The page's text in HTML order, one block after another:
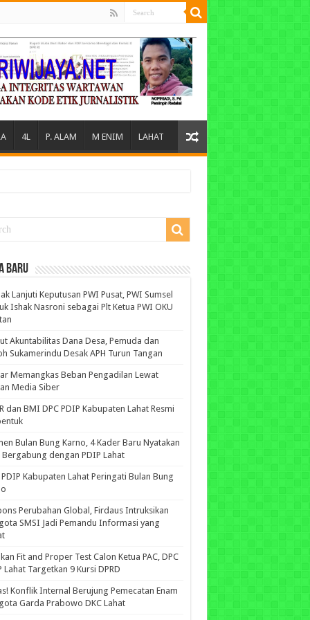
4L P. ALAM M ENIM LAHAT
BARU
Lanjuti Keputusan PWI Pusat, PWI Sumsel
Ishak Nasroni sebagai Plt Ketua PWI OKU
Akuntabilitas Dana Desa, Pemuda dan
Sukamerindu Desak APH Turun Tangan
Memangkas Beban Pengadilan Lewat
Media Siber
dan BMI DPC PDIP Kabupaten Lahat Resmi
Bulan Bung Karno, 4 Kader Baru Nyatakan
Bergabung dengan PDIP Lahat
PDIP Kabupaten Lahat Peringati Bulan Bung
Perubahan Global, Firdaus Intruksikan
SMSI Jadi Pemandu Informasi yang
Fit and Proper Test Calon Ketua PAC, DPC
Lahat Targetkan 9 Kursi DPRD
Konflik Internal Berujung Pemecatan Enam
Garda Prabowo DKC Lahat